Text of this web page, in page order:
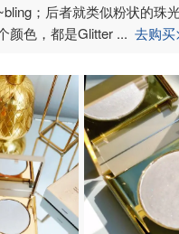
；后者就类似粉状的珠
颜色，都是Glitter ... 去购买